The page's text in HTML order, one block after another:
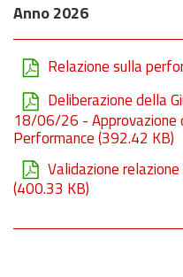
Anno 2026
Relazione sulla
Deliberazione della
18/06/26 - Approvazione
Performance(392.42 KB)
Validazione
(400.33 KB)